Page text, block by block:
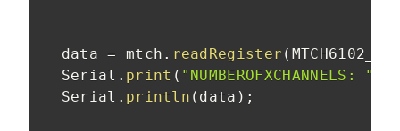
  data
= mtch . readRegister (
  Serial
. print ( "NUMBEROFXCHANNELS: "
  Serial
. println ( data ) ;